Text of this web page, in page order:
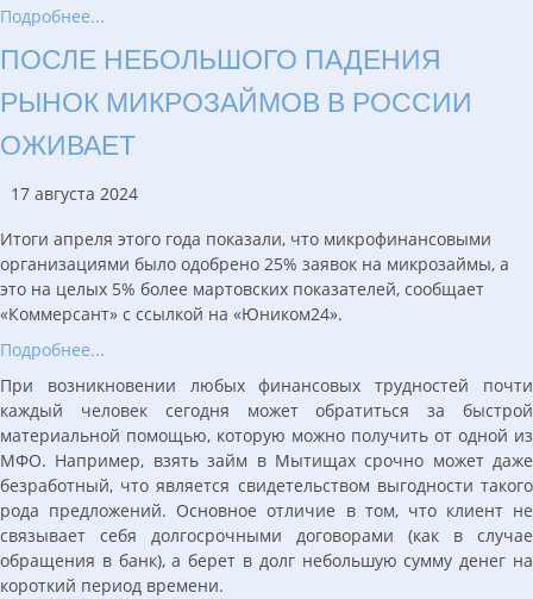
Подробнее...
ПОСЛЕ НЕБОЛЬШОГО ПАДЕНИЯ
РЫНОК МИКРОЗАЙМОВ В РОССИИ
ОЖИВАЕТ
17 августа 2024
Итоги апреля этого года показали, что микрофинансовыми
организациями было одобрено 25% заявок на микрозаймы, а
это на целых 5% более мартовских показателей, сообщает
«Коммерсант» с ссылкой на «Юником24».
Подробнее...
При возникновении любых финансовых трудностей почти
каждый человек сегодня может обратиться за быстрой
материальной помощью, которую можно получить от одной из
МФО. Например, взять займ в Мытищах срочно может даже
безработный, что является свидетельством выгодности такого
рода предложений. Основное отличие в том, что клиент не
связывает себя долгосрочными договорами (как в случае
обращения в банк), а берет в долг небольшую сумму денег на
короткий период времени.